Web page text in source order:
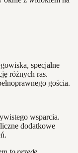
specjalne
różnych ras.
gościa.
wsparcia.
dodatkowe